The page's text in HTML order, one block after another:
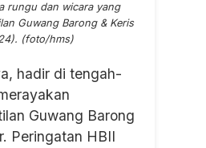
rungu dan wicara yang
Guwang Barong & Keris
(foto/hms)
hadir di tengah-
Guwang Barong
Peringatan HBII